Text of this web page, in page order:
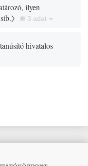
ilyen
3 adat
hivatalos